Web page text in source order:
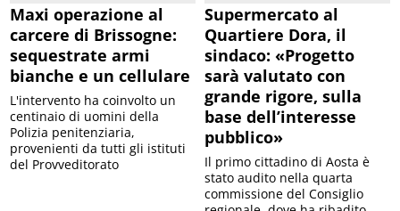
Maxi operazione al
carcere di Brissogne:
sequestrate armi
bianche e un cellulare
L'intervento ha coinvolto un
centinaio di uomini della
Polizia penitenziaria,
provenienti da tutti gli istituti
del Provveditorato
Supermercato al
Quartiere Dora, il
sindaco: «Progetto
sarà valutato con
grande rigore, sulla
base dell’interesse
pubblico»
Il primo cittadino di Aosta è
stato audito nella quarta
commissione del Consiglio